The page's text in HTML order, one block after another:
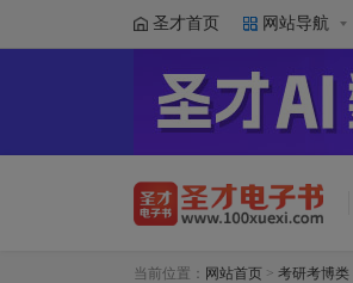
圣才首页 网站导航
当前位置： 网站首页 > 考研考博类